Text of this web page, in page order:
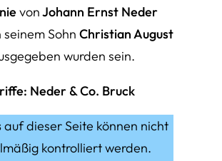
vonJohann Ernst Neder
Sohn Christian August
wurden sein.
Neder & Co. Bruck
auf dieser Seite können nicht
kontrolliert werden.